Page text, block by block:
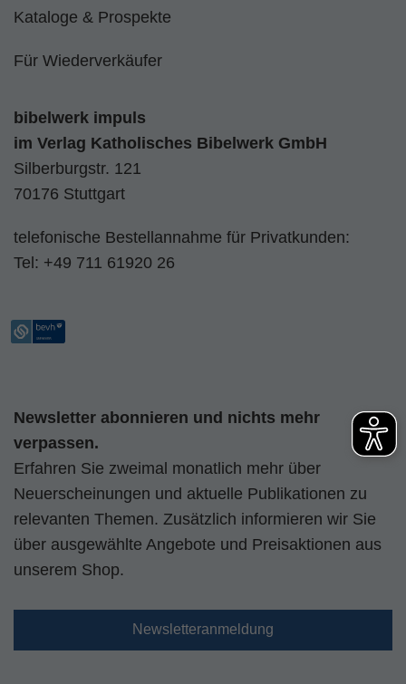
Kataloge & Prospekte
Für Wiederverkäufer
bibelwerk impuls
im Verlag Katholisches Bibelwerk GmbH
Silberburgstr. 121
70176 Stuttgart
telefonische Bestellannahme für Privatkunden:
Tel: +49 711 61920 26
Newsletter abonnieren und nichts mehr
verpassen.
Erfahren Sie zweimal monatlich mehr über
Neuerscheinungen und aktuelle Publikationen zu
relevanten Themen. Zusätzlich informieren wir Sie
über ausgewählte Angebote und Preisaktionen aus
unserem Shop.
Newsletteranmeldung